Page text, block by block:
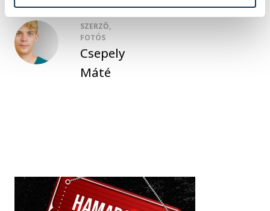
SZERZŐ,
FOTÓS
Csepely
Máté